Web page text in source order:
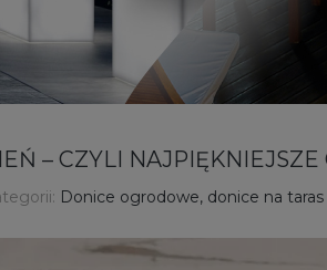
– CZYLI
Donice ogrodowe, donice na